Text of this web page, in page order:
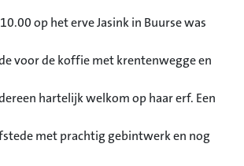
op het erve Jasink in Buurse was
voor de koffie met krentenwegge en
hartelijk welkom op haar erf. Een
met prachtig gebintwerk en nog